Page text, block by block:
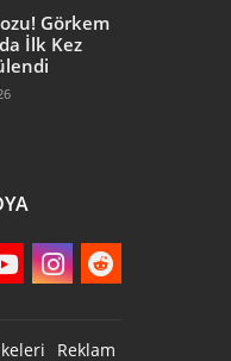
Görkem
İlk Kez
Reklam